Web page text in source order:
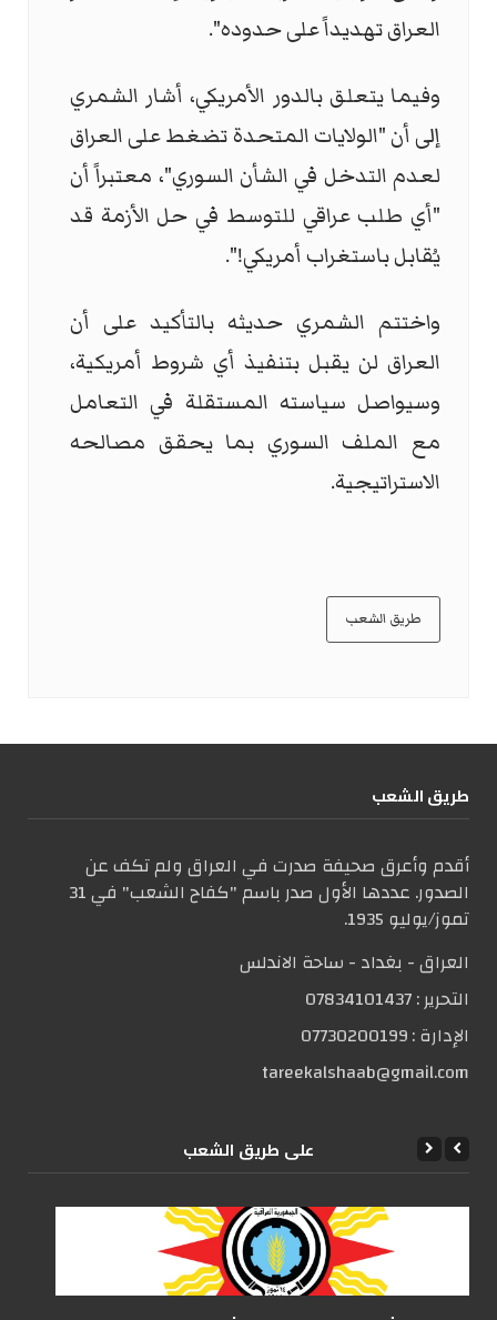
العراق تهديداً على حدوده".
وفيما يتعلق بالدور الأمريكي، أشار الشمري
إلى أن "الولايات المتحدة تضغط على العراق
لعدم التدخل في الشأن السوري"، معتبراً أن
"أي طلب عراقي للتوسط في حل الأزمة قد
يُقابل باستغراب أمريكي!".
واختتم الشمري حديثه بالتأكيد على أن
العراق لن يقبل بتنفيذ أي شروط أمريكية،
وسيواصل سياسته المستقلة في التعامل
مع الملف السوري بما يحقق مصالحه
الاستراتيجية.
طريق الشعب
طریق الشعب
أقدم وأعرق صحيفة صدرت في العراق ولم تكف عن
الصدور. عددها الأول صدر باسم "كفاح الشعب" في 31
تموز/يوليو 1935.
العراق - بغداد - ساحة الاندلس
التحریر :07834101437
الإدارة :07730200199
tareekalshaab@gmail.com
علی طریق الشعب